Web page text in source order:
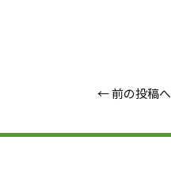
← 前の投稿へ